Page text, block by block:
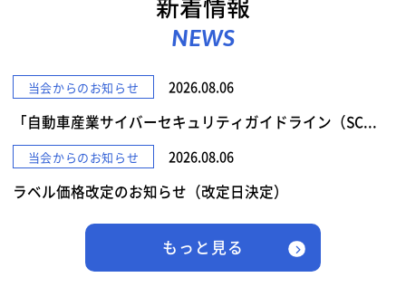
NEWS
当会からのお知らせ 2026.08.06
「自動車産業サイバーセキュリティガイドライン（SC...
当会からのお知らせ 2026.08.06
ラベル価格改定のお知らせ（改定日決定）
もっと見る